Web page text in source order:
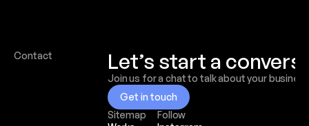
Contact Let’s start a
Join us for a chat to talk about your
Get in touch
Sitemap
Follow